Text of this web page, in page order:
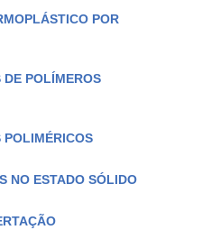
POR
DE POLÍMEROS
POLIMÉRICOS
NO ESTADO SÓLIDO